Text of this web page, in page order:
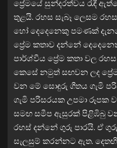
ප්‍රේමයේ සුන්දරත්වය රැඳී
තුළයි. රහස සැබෑ ලෙසම
හෝ දෙදෙනෙකු පමණක්
ප්‍රේම කතාව දන්නේ
පාර්ශ්වීය ප්‍රේම කතා වල
කෙසේ නමුත් සඟවන ලද
වන මේ සොඳුරු ගීතය ගැමි
ගැමි පරිසරයක උපමා රූපක
සමඟ සමීප ඇසුරක් පිළිඹිබු
රහස් දන්නේ ගුරු පාරයි. ඒ
සැලසුම් කරන්නට ඇත.